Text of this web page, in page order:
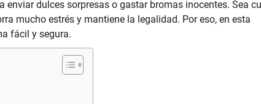
dulces sorpresas o gastar bromas inocentes. Sea
mucho estrés y mantiene la legalidad. Por eso, en esta
fácil y segura.